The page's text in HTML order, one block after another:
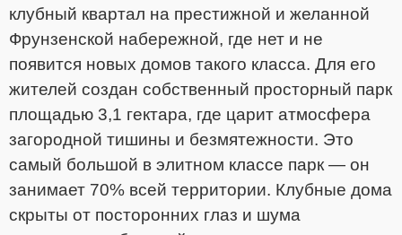
клубный квартал на престижной и желанной
Фрунзенской набережной, где нет и не
появится новых домов такого класса. Для его
жителей создан собственный просторный парк
площадью 3,1 гектара, где царит атмосфера
загородной тишины и безмятежности. Это
самый большой в элитном классе парк — он
занимает 70% всей территории. Клубные дома
скрыты от посторонних глаз и шума